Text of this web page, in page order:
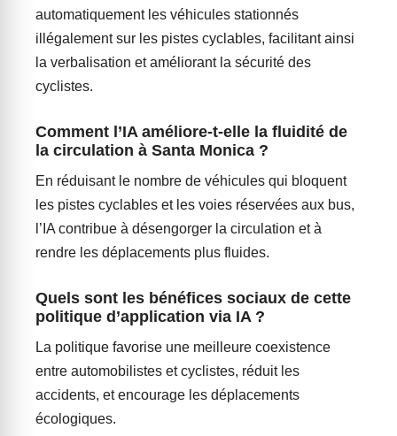
automatiquement les véhicules stationnés
illégalement sur les pistes cyclables, facilitant ainsi
la verbalisation et améliorant la sécurité des
cyclistes.
Comment l’IA améliore-t-elle la fluidité de
la circulation à Santa Monica ?
En réduisant le nombre de véhicules qui bloquent
les pistes cyclables et les voies réservées aux bus,
l’IA contribue à désengorger la circulation et à
rendre les déplacements plus fluides.
Quels sont les bénéfices sociaux de cette
politique d’application via IA ?
La politique favorise une meilleure coexistence
entre automobilistes et cyclistes, réduit les
accidents, et encourage les déplacements
écologiques.